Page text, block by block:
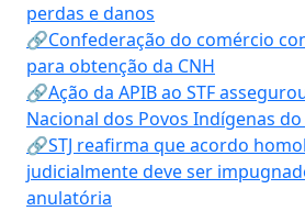
perdas e danos
🔗Confederação do comércio
para obtenção da CNH
🔗Ação da APIB ao STF
Nacional dos Povos Indígenas do
🔗STJ reafirma que acordo
judicialmente deve ser
anulatória